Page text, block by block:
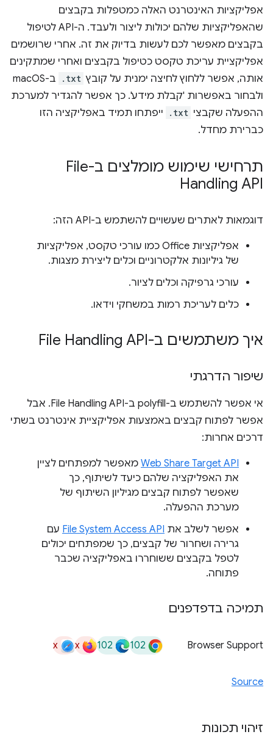
אפליקציות האינטרנט האלה כמטפלות בקבצים
שהאפליקציות שלהם יכולות ליצור ולעבד. ה-API לטיפול
בקבצים מאפשר לכם לעשות בדיוק את זה. אחרי שרושמים
אפליקציית עריכת טקסט כטיפול בקבצים ואחרי שמתקינים
אותה, אפשר ללחוץ לחיצה ימנית על קובץ .txt
ב-macOS
ולבחור באפשרות 'קבלת מידע'. כך אפשר להגדיר למערכת
ההפעלה שקבצי .txt
ייפתחו תמיד באפליקציה הזו
כברירת מחדל.
תרחישי שימוש מומלצים ב-File
Handling API
דוגמאות לאתרים שעשויים להשתמש ב-API הזה:
אפליקציות Office כמו עורכי טקסט, אפליקציות
של גיליונות אלקטרוניים וכלים ליצירת מצגות.
עורכי גרפיקה וכלים לציור.
כלים לעריכת רמות במשחקי וידאו.
איך משתמשים ב-File Handling API
שיפור הדרגתי
אי אפשר להשתמש ב-polyfill ב-File Handling API. אבל
אפשר לפתוח קבצים באמצעות אפליקציית אינטרנט בשתי
דרכים אחרות:
Web Share Target API מאפשר למפתחים לציין
את האפליקציה שלהם כיעד לשיתוף, כך
שאפשר לפתוח קבצים מגיליון השיתוף של
מערכת ההפעלה.
אפשר לשלב את File System Access API עם
גרירה ושחרור של קבצים, כך שמפתחים יכולים
לטפל בקבצים ששוחררו באפליקציה שכבר
פתוחה.
תמיכה בדפדפנים
Browser Support
102
102
x
x
Source
זיהוי תכונות